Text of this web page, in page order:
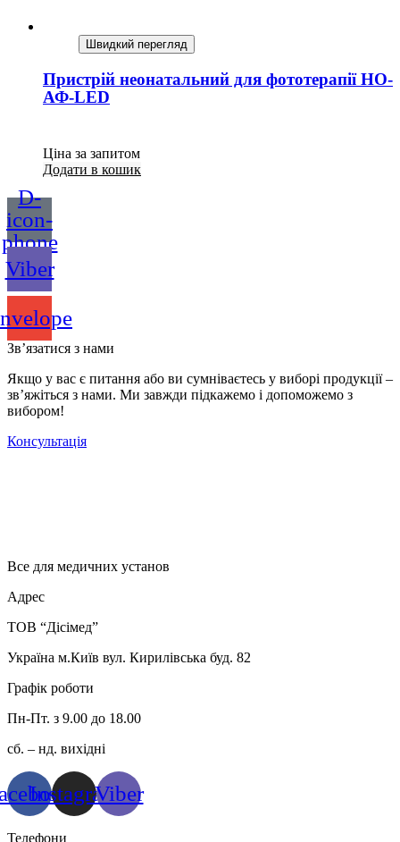
Швидкий перегляд
Пристрій неонатальний для фототерапії НО-
АФ-LED
Ціна за запитом
Додати в кошик
D-
icon-
phone
Viber
Зв’язатися з нами
Якщо у вас є питання або ви сумніваєтесь у виборі продукції –
зв’яжіться з нами. Ми завжди підкажемо і допоможемо з
вибором!
Консультація
Все для медичних установ
Адрес
ТОВ “Дісімед”
Україна м.Київ вул. Кирилівська буд. 82
Графік роботи
Пн-Пт. з 9.00 до 18.00
сб. – нд. вихідні
InstagramViber
Телефони